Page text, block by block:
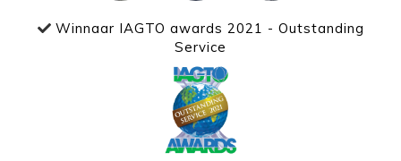
Winnaar IAGTO awards 2021 - Outstanding
Service